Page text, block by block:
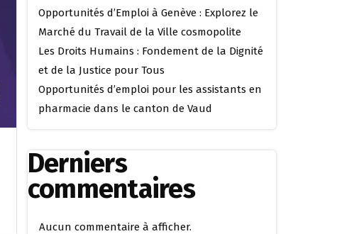
Opportunités d’Emploi à Genève : Explorez le
Marché du Travail de la Ville cosmopolite
Les Droits Humains : Fondement de la Dignité
et de la Justice pour Tous
Opportunités d’emploi pour les assistants en
pharmacie dans le canton de Vaud
Derniers
commentaires
Aucun commentaire à afficher.